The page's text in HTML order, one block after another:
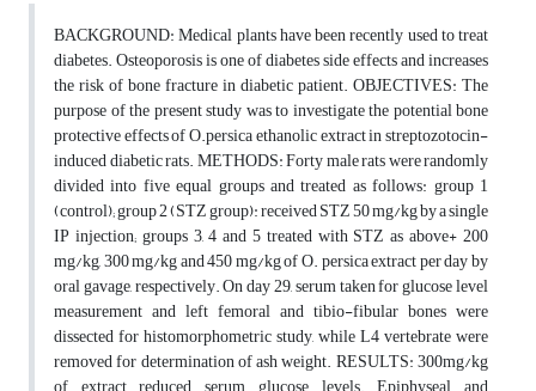
BACKGROUND: Medical plants have been recently used to treat
diabetes. Osteoporosis is one of diabetes side effects and increases
the risk of bone fracture in diabetic patient. OBJECTIVES: The
purpose of the present study was to investigate the potential bone
protective effects of O.persica ethanolic extract in streptozotocin-
induced diabetic rats. METHODS: Forty male rats were randomly
divided into five equal groups and treated as follows: group 1
(control); group 2 (STZ group): received STZ 50 mg/kg by a single
IP injection; groups 3, 4 and 5 treated with STZ as above+ 200
mg/kg, 300 mg/kg and 450 mg/kg of O. persica extract per day by
oral gavage, respectively. On day 29, serum taken for glucose level
measurement and left femoral and tibio-fibular bones were
dissected for histomorphometric study, while L4 vertebrate were
removed for determination of ash weight. RESULTS: 300mg/kg